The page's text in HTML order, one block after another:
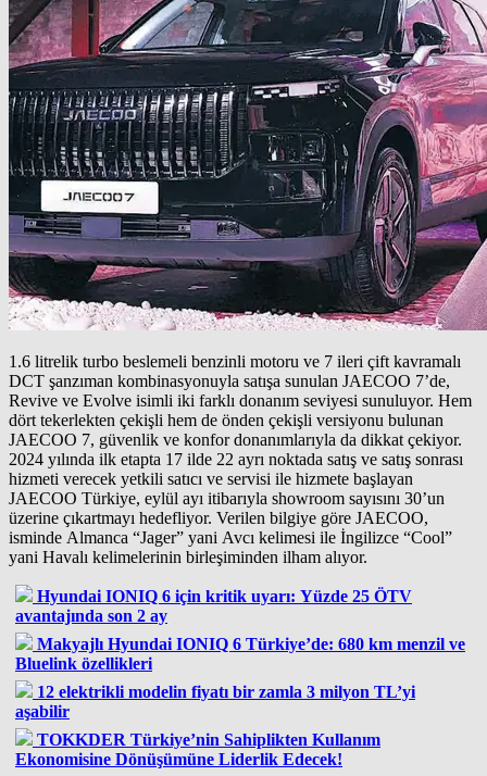
1.6 litrelik turbo beslemeli benzinli motoru ve 7 ileri çift kavramalı
DCT şanzıman kombinasyonuyla satışa sunulan JAECOO 7’de,
Revive ve Evolve isimli iki farklı donanım seviyesi sunuluyor. Hem
dört tekerlekten çekişli hem de önden çekişli versiyonu bulunan
JAECOO 7, güvenlik ve konfor donanımlarıyla da dikkat çekiyor.
2024 yılında ilk etapta 17 ilde 22 ayrı noktada satış ve satış sonrası
hizmeti verecek yetkili satıcı ve servisi ile hizmete başlayan
JAECOO Türkiye, eylül ayı itibarıyla showroom sayısını 30’un
üzerine çıkartmayı hedefliyor. Verilen bilgiye göre JAECOO,
isminde Almanca “Jager” yani Avcı kelimesi ile İngilizce “Cool”
yani Havalı kelimelerinin birleşiminden ilham alıyor.
Hyundai IONIQ 6 için kritik uyarı: Yüzde 25 ÖTV
avantajında son 2 ay
Makyajlı Hyundai IONIQ 6 Türkiye’de: 680 km menzil ve
Bluelink özellikleri
12 elektrikli modelin fiyatı bir zamla 3 milyon TL’yi
aşabilir
TOKKDER Türkiye’nin Sahiplikten Kullanım
Ekonomisine Dönüşümüne Liderlik Edecek!